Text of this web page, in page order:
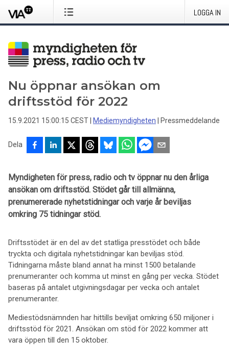
LOGGA IN
Nu öppnar ansökan om
driftsstöd för 2022
15.9.2021 15:00:15 CEST Mediemyndigheten Pressmeddelande
Dela
Myndigheten för press, radio och tv öppnar nu den årliga
ansökan om driftsstöd. Stödet går till allmänna,
prenumererade nyhetstidningar och varje år beviljas
omkring 75 tidningar stöd.
Driftsstödet är en del av det statliga presstödet och både
tryckta och digitala nyhetstidningar kan beviljas stöd.
Tidningarna måste bland annat ha minst 1500 betalande
prenumeranter och komma ut minst en gång per vecka. Stödet
baseras på antalet utgivningsdagar per vecka och antalet
prenumeranter.
Mediestödsnämnden har hittills beviljat omkring 650 miljoner i
driftsstöd för 2021. Ansökan om stöd för 2022 kommer att
vara öppen till den 15 oktober.